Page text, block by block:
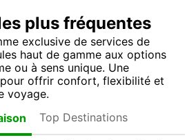
plus fréquentes
exclusive de services de
haut de gamme aux options
ou à sens unique. Une
offrir confort, flexibilité et
voyage.
Top Destinations